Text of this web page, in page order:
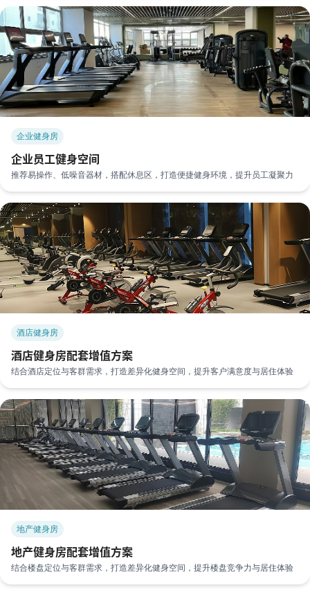
企业健身房
企业员工健身空间
推荐易操作、低噪音器材，搭配休息区，打造便捷健身环境，提升员工凝聚力
酒店健身房
酒店健身房配套增值方案
结合酒店定位与客群需求，打造差异化健身空间，提升客户满意度与居住体验
地产健身房
地产健身房配套增值方案
结合楼盘定位与客群需求，打造差异化健身空间，提升楼盘竞争力与居住体验